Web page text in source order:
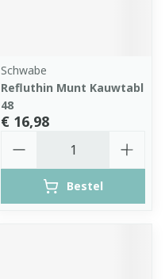
Schwabe
Refluthin Munt Kauwtabl
48
€ 16,98
Bestel